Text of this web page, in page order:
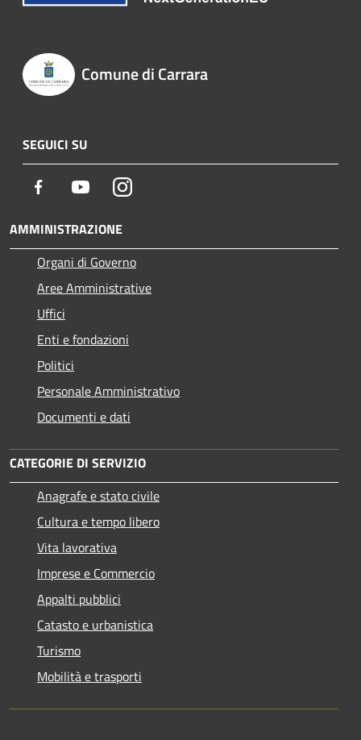
Comune di Carrara
SEGUICI SU
Facebook YoutubeInstagram
AMMINISTRAZIONE
Organi di Governo
Aree Amministrative
Uffici
Enti e fondazioni
Politici
Personale Amministrativo
Documenti e dati
CATEGORIE DI SERVIZIO
Anagrafe e stato civile
Cultura e tempo libero
Vita lavorativa
Imprese e Commercio
Appalti pubblici
Catasto e urbanistica
Turismo
Mobilità e trasporti